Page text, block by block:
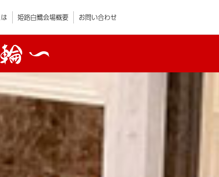
姫路白鷺会場概要 お問い合わせ